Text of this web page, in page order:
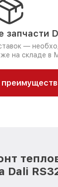
запчасти
—
на складе в
Dali